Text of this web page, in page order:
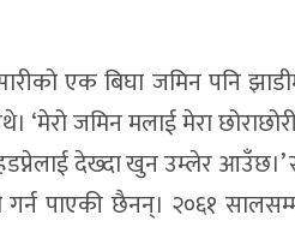
एक बिघा जमिन पनि
जमिन मलाई मेरा
देख्दा खुन उम्लेर
पाएकी छैनन्। २०६१